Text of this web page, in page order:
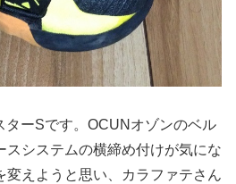
ターSです。OCUNオゾンのベル
スシステムの横締め付けが気にな
変えようと思い、カラファテさん